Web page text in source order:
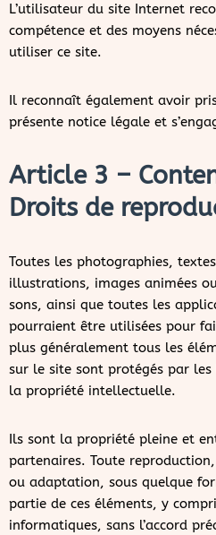
L’utilisateur du site Internet
compétence et des moyens
utiliser ce site.
Il reconnaît également avoir
présente notice légale et
Article 3 –
Droits de
Toutes les photographies,
illustrations, images animées
sons, ainsi que toutes les
pourraient être utilisées pour
plus généralement tous les
sur le site sont protégés par
la propriété intellectuelle.
Ils sont la propriété pleine et
partenaires. Toute
ou adaptation, sous quelque
partie de ces éléments, y
informatiques, sans l’accord